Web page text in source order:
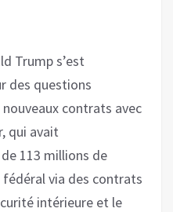
Trump s’est
des questions
contrats avec
qui avait
113 millions de
via des contrats
intérieure et le